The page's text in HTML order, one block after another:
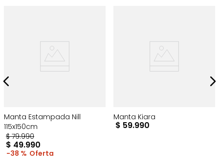
Manta Estampada Nill
115x150cm
$ 79.990
$ 49.990
38 %
Manta Kiara
$ 59.990